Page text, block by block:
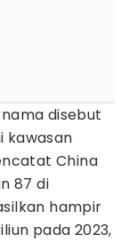
disebut
kawasan
China
87 di
hampir
pada 2023,